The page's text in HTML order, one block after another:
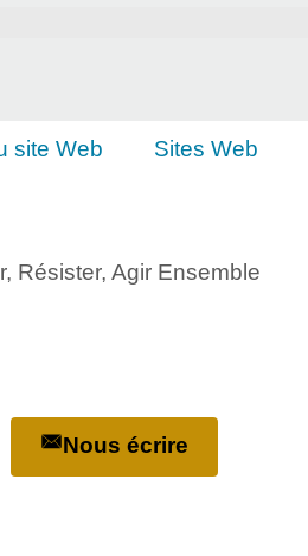
site Web Sites Web
Résister, Agir Ensemble
Nous écrire